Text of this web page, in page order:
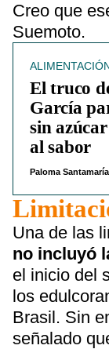
Creo que
Suemoto.
El truco
García
sin
al sabor
Paloma Santamaría
Una de las
no incluyó
el inicio del
los
Brasil. Sin
señalado